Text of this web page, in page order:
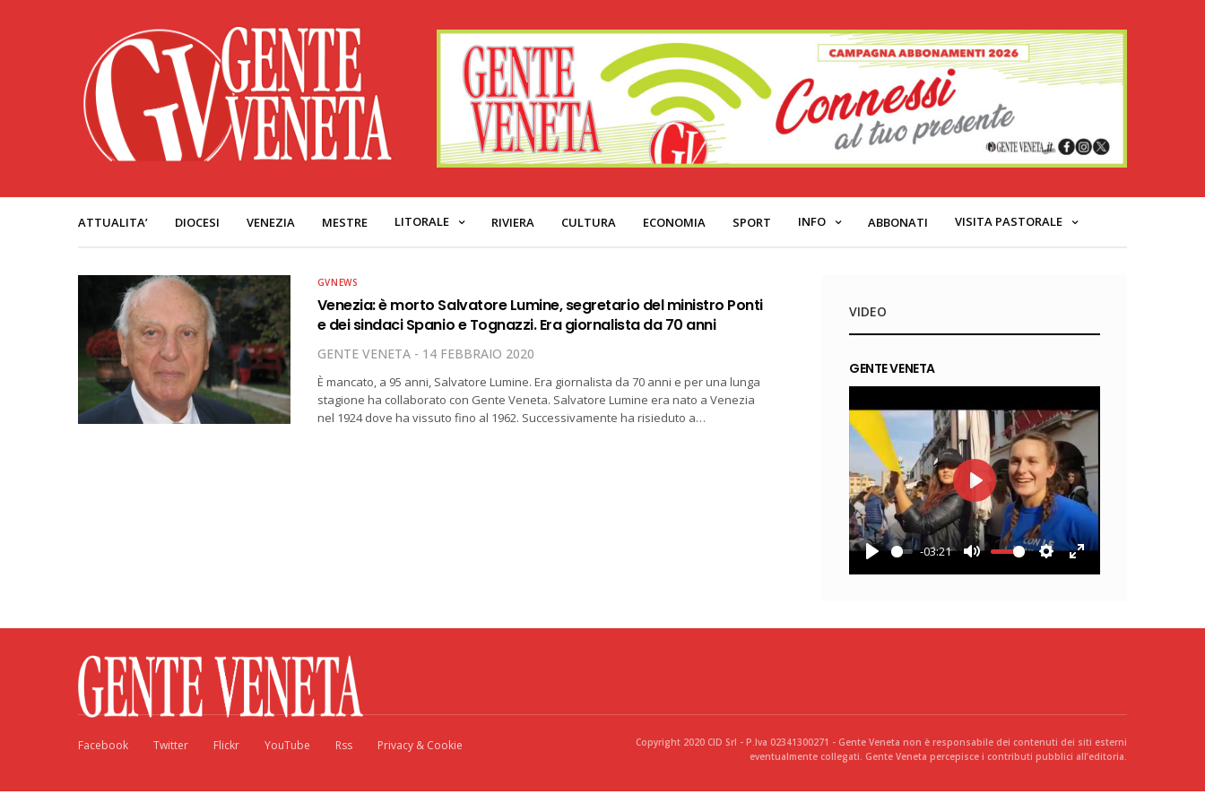
ATTUALITA’ DIOCESI VENEZIA MESTRE LITORALE RIVIERA CULTURA ECONOMIA SPORT INFO ABBONATI VISITA PASTORALE
GVNEWS
Venezia: è morto Salvatore Lumine, segretario del ministro Ponti
e dei sindaci Spanio e Tognazzi. Era giornalista da 70 anni
GENTE VENETA 14 FEBBRAIO 2020
È mancato, a 95 anni, Salvatore Lumine. Era giornalista da 70 anni e per una lunga
stagione ha collaborato con Gente Veneta. Salvatore Lumine era nato a Venezia
nel 1924 dove ha vissuto fino al 1962. Successivamente ha risieduto a…
VIDEO
GENTE VENETA
-03:21
Play
Facebook Twitter Flickr YouTube Rss Privacy & Cookie
Copyright 2020 CID Srl - P.Iva 02341300271 - Gente Veneta non è responsabile dei contenuti dei siti esterni
eventualmente collegati. Gente Veneta percepisce i contributi pubblici all’editoria.